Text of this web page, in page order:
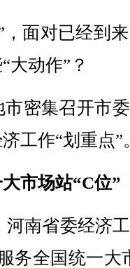
面对已经到来
大动作”？
密集召开市
工作“划重点”
市场站“C位”
南省委经济
务全国统一大